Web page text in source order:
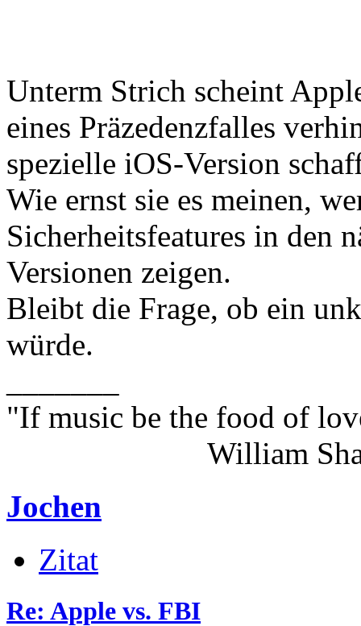
Unterm Strich scheint
eines Präzedenzfalles
spezielle iOS-Version
Wie ernst sie es meinen,
Sicherheitsfeatures in den
Versionen zeigen.
Bleibt die Frage, ob ein
würde.
"If music be the food of
William
Jochen
Zitat
Re: Apple vs. FBI